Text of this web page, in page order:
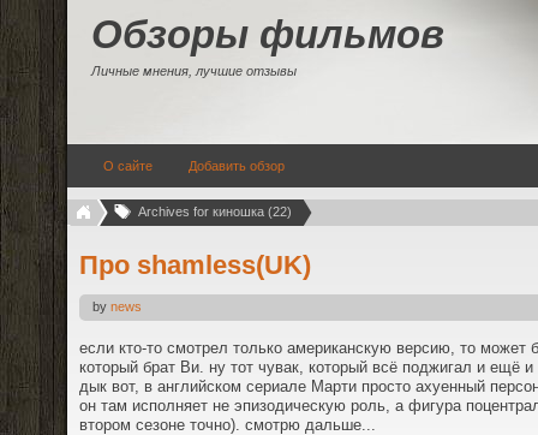
Обзоры фильмов
Личные мнения, лучшие отзывы
О сайте Добавить обзор
Archives for киношка (22)
Про shamless(UK)
by news
если кто-то смотрел только американскую версию, то может
который брат Ви. ну тот чувак, который всё поджигал и ещё
дык вот, в английском сериале Марти просто ахуенный
он там исполняет не эпизодическую роль, а фигура
втором сезоне точно). смотрю дальше...